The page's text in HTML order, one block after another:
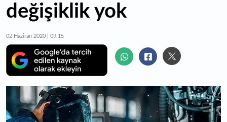
değişiklik yok
02 Haziran 2020 | 09:15